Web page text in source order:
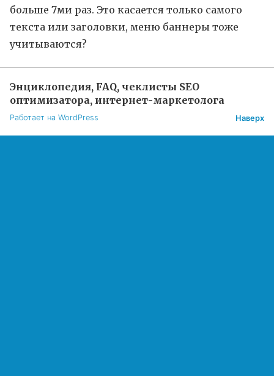
больше 7ми раз. Это касается только самого
текста или заголовки, меню баннеры тоже
учитываются?
Энциклопедия, FAQ, чеклисты SEO
оптимизатора, интернет-маркетолога
Работает на WordPress Наверх